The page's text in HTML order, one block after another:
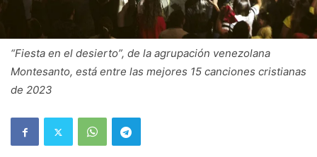
“Fiesta en el desierto”, de la agrupación venezolana
Montesanto, está entre las mejores 15 canciones cristianas
de 2023